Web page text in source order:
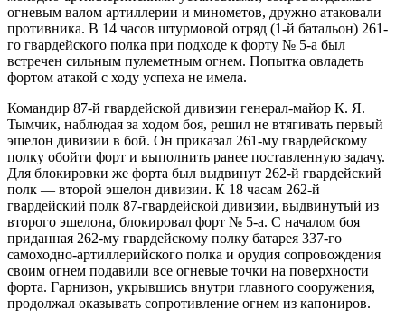
огневым валом артиллерии и минометов, дружно атаковали
против­ника. В 14 часов штурмовой отряд (1-й батальон) 261-
го гвардейского полка при подходе к форту № 5-а был
встречен сильным пулемет­ным огнем. Попытка овладеть
фортом атакой с ходу успеха не имела.
Командир 87-й гвар­дейской дивизии генерал-майор К. Я.
Тым­чик, наблюдая за ходом боя, решил не втяги­вать первый
эшелон дивизии в бой. Он при­казал 261-му гвардейскому
полку обойти форт и выполнить ранее поставленную задачу.
Для блокировки же форта был выдвинут 262-й гвардейский
полк — второй эшелон дивизии. К 18 часам 262-й
гвардейский полк 87-гвардейской дивизии, выдвинутый из
второго эшелона, блокировал форт № 5-а. С началом боя
приданная 262-му гвардейскому полку батарея 337-го
самоходно-артиллерийского полка и орудия сопровождения
своим огнем подавили все огневые точки на поверхности
форта. Гарнизон, укрывшись внутри главно­го сооружения,
продолжал оказывать сопро­тивление огнем из капониров.